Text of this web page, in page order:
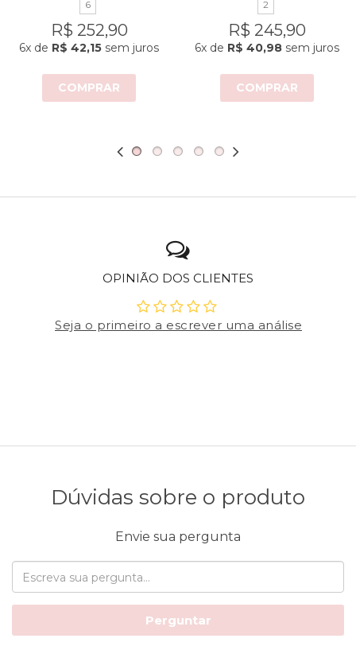
6
R$ 252,90
6x de R$ 42,15 sem juros
COMPRAR
2
R$ 245,90
6x de R$ 40,98 sem juros
COMPRAR
OPINIÃO DOS CLIENTES
Seja o primeiro a escrever uma análise
Dúvidas sobre o produto
Envie sua pergunta
Perguntar